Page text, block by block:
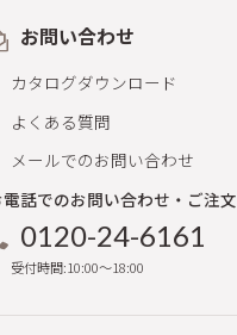
お問い合わせ
カタログダウンロード
よくある質問
メールでのお問い合わせ
電話でのお問い合わせ・ご注文
0120-24-6161
受付時間:10:00～18:00